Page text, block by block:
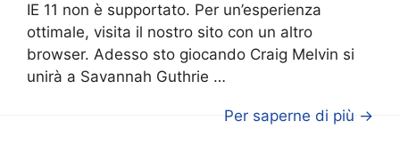
IE 11 non è supportato. Per un’esperienza
ottimale, visita il nostro sito con un altro
browser. Adesso sto giocando Craig Melvin si
unirà a Savannah Guthrie …
Per saperne di più →